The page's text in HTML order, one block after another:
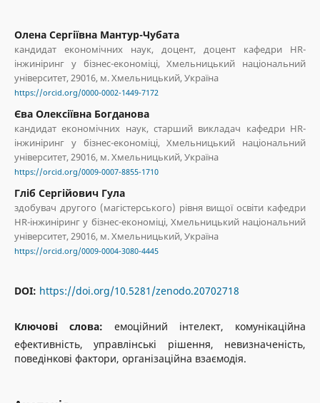
Олена Сергіївна Мантур-Чубата
кандидат економічних наук, доцент, доцент кафедри HR-
інжиніринг у бізнес-економіці, Хмельницький національний
університет, 29016, м. Хмельницький, Україна
https://orcid.org/0000-0002-1449-7172
Єва Олексіївна Богданова
кандидат економічних наук, старший викладач кафедри HR-
інжиніринг у бізнес-економіці, Хмельницький національний
університет, 29016, м. Хмельницький, Україна
https://orcid.org/0009-0007-8855-1710
Гліб Сергійович Гула
здобувач другого (магістерського) рівня вищої освіти кафедри
HR-інжиніринг у бізнес-економіці, Хмельницький національний
університет, 29016, м. Хмельницький, Україна
https://orcid.org/0009-0004-3080-4445
DOI: https://doi.org/10.5281/zenodo.20702718
Ключові слова: емоційний інтелект, комунікаційна
ефективність, управлінські рішення, невизначеність,
поведінкові фактори, організаційна взаємодія.